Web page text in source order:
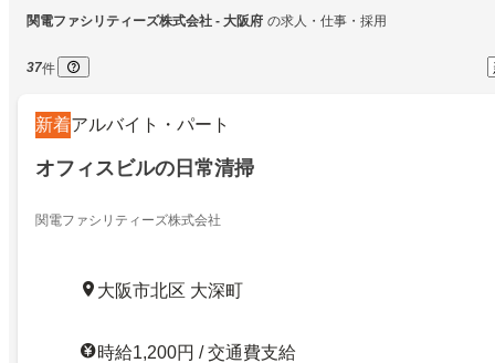
関電ファシリティーズ株式会社 - 大阪府 の求人・仕事・採用
37件
新着アルバイト・パート
オフィスビルの日常清掃
関電ファシリティーズ株式会社
大阪市北区 大深町
時給1,200円 / 交通費支給